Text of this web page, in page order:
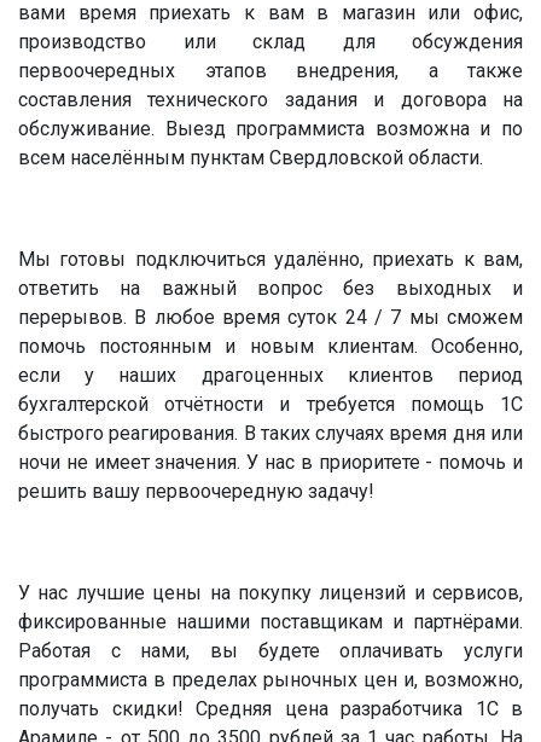
вами время приехать к вам в магазин или офис,
производство или склад для обсуждения
первоочередных этапов внедрения, а также
составления технического задания и договора на
обслуживание. Выезд программиста возможна и по
всем населённым пунктам Свердловской области.
Мы готовы подключиться удалённо, приехать к вам,
ответить на важный вопрос без выходных и
перерывов. В любое время суток 24 / 7 мы сможем
помочь постоянным и новым клиентам. Особенно,
если у наших драгоценных клиентов период
бухгалтерской отчётности и требуется помощь 1С
быстрого реагирования. В таких случаях время дня или
ночи не имеет значения. У нас в приоритете - помочь и
решить вашу первоочередную задачу!
У нас лучшие цены на покупку лицензий и сервисов,
фиксированные нашими поставщикам и партнёрами.
Работая с нами, вы будете оплачивать услуги
программиста в пределах рыночных цен и, возможно,
получать скидки! Средняя цена разработчика 1С в